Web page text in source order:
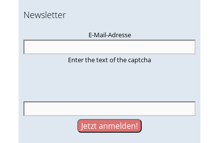
Newsletter
E-Mail-Adresse
Enter the text of the captcha